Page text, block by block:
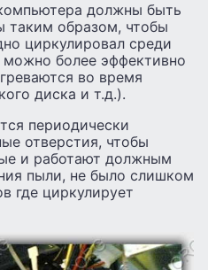
должны быть
таким образом, чтобы
циркулировал среди
можно более эффективно
во время
диска и т.д.).
периодически
отверстия, чтобы
и работают должным
пыли, не было слишком
где циркулирует